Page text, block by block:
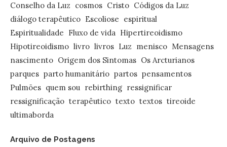
Conselho da Luz cosmos Cristo Códigos da Luz
diálogo terapêutico Escoliose espiritual
Espiritualidade Fluxo de vida Hipertireoidismo
Hipotireoidismo livro livros Luz menisco Mensagens
nascimento Origem dos Sintomas Os Arcturianos
parques parto humanitário partos pensamentos
Pulmões quem sou rebirthing ressignificar
ressignificação terapêutico texto textos tireoide
ultimaborda
Arquivo de Postagens